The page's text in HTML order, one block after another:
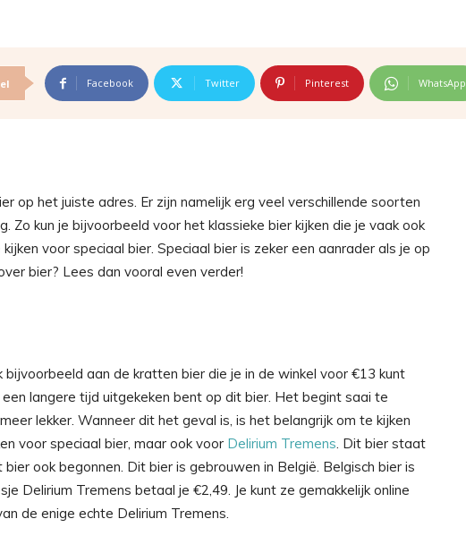
Facebook Twitter Pinterest WhatsApp
op het juiste adres. Er zijn namelijk erg veel verschillende soorten
Zo kun je bijvoorbeeld voor het klassieke bier kijken die je vaak ook
voor speciaal bier. Speciaal bier is zeker een aanrader als je op
bier? Lees dan vooral even verder!
aan de kratten bier die je in de winkel voor €13 kunt
langere tijd uitgekeken bent op dit bier. Het begint saai te
lekker. Wanneer dit het geval is, is het belangrijk om te kijken
voor speciaal bier, maar ook voor Delirium Tremens. Dit bier staat
ook begonnen. Dit bier is gebrouwen in België. Belgisch bier is
Delirium Tremens betaal je €2,49. Je kunt ze gemakkelijk online
de enige echte Delirium Tremens.